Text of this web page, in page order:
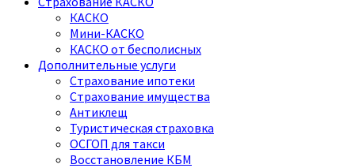
КАСКО
Мини-КАСКО
КАСКО от бесполисных
Дополнительные услуги
Страхование ипотеки
Страхование имущества
Антиклещ
Туристическая страховка
ОСГОП для такси
Восстановление КБМ